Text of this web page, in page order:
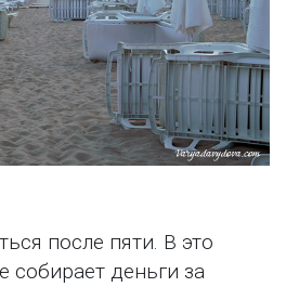
после пяти. В это
собирает деньги за